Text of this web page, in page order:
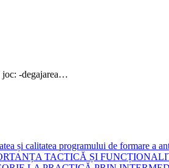
-degajarea…
și calitatea programului de formare a
TACTICĂ ȘI